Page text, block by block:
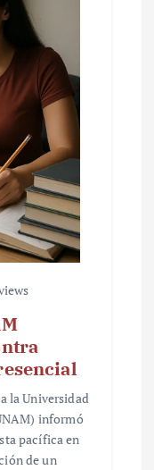
la Universidad
informó
pacífica en
de un